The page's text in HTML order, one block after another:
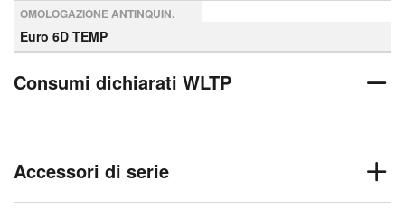
OMOLOGAZIONE ANTINQUIN.
Euro 6D TEMP
Consumi dichiarati WLTP
Accessori di serie